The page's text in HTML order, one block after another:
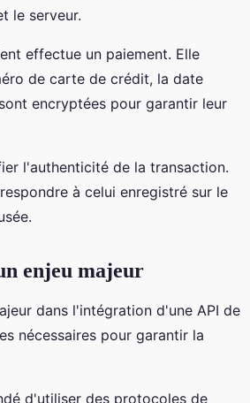
le serveur.
effectue un paiement. Elle
de carte de crédit, la date
encryptées pour garantir leur
l'authenticité de la transaction.
à celui enregistré sur le
enjeu majeur
dans l'intégration d'une API de
nécessaires pour garantir la
d'utiliser des protocoles de